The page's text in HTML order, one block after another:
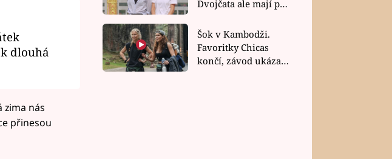
dlouhá
zima nás
přinesou
Dvojčata ale mají po
závodu nůž na krku
Šok v Kambodži.
Favoritky Chicas
končí, závod ukázal